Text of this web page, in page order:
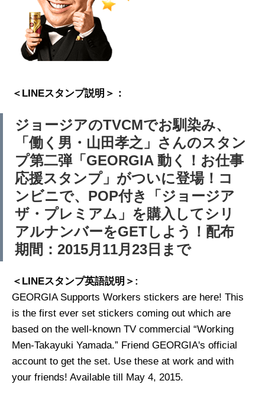
＜LINEスタンプ説明＞：
ジョージアのTVCMでお馴染み、
「働く男・山田孝之」さんのスタン
プ第二弾「GEORGIA 動く！お仕事
応援スタンプ」がついに登場！コ
ンビニで、POP付き「ジョージア
ザ・プレミアム」を購入してシリ
アルナンバーをGETしよう！配布
期間：2015月11月23日まで
＜LINEスタンプ英語説明＞:
GEORGIA Supports Workers stickers are here! This
is the first ever set stickers coming out which are
based on the well-known TV commercial “Working
Men-Takayuki Yamada.” Friend GEORGIAʹs official
account to get the set. Use these at work and with
your friends! Available till May 4, 2015.